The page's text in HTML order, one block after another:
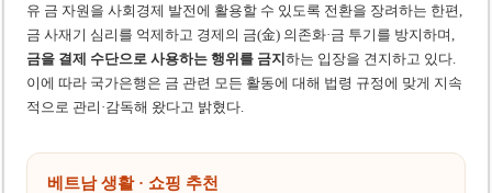
유 금 자원을 사회경제 발전에 활용할 수 있도록 전환을 장려하는 한편,
금 사재기 심리를 억제하고 경제의 금(金) 의존화·금 투기를 방지하며,
금을 결제 수단으로 사용하는 행위를 금지하는 입장을 견지하고 있다.
이에 따라 국가은행은 금 관련 모든 활동에 대해 법령 규정에 맞게 지속
적으로 관리·감독해 왔다고 밝혔다.
베트남 생활 · 쇼핑 추천